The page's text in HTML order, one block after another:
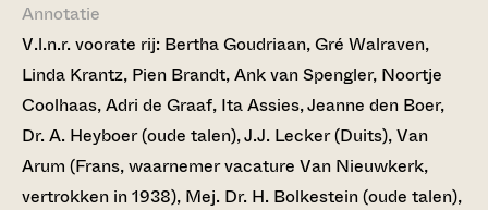
Annotatie
V.l.n.r. voorate rij: Bertha Goudriaan, Gré Walraven,
Linda Krantz, Pien Brandt, Ank van Spengler, Noortje
Coolhaas, Adri de Graaf, Ita Assies, Jeanne den Boer,
Dr. A. Heyboer (oude talen), J.J. Lecker (Duits), Van
Arum (Frans, waarnemer vacature Van Nieuwkerk,
vertrokken in 1938), Mej. Dr. H. Bolkestein (oude talen),